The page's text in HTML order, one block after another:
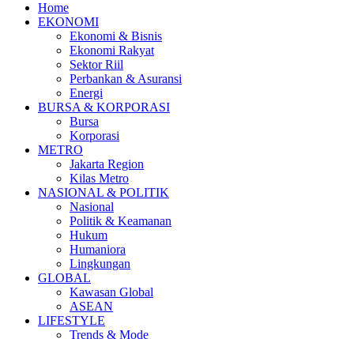
Home
EKONOMI
Ekonomi & Bisnis
Ekonomi Rakyat
Sektor Riil
Perbankan & Asuransi
Energi
BURSA & KORPORASI
Bursa
Korporasi
METRO
Jakarta Region
Kilas Metro
NASIONAL & POLITIK
Nasional
Politik & Keamanan
Hukum
Humaniora
Lingkungan
GLOBAL
Kawasan Global
ASEAN
LIFESTYLE
Trends & Mode